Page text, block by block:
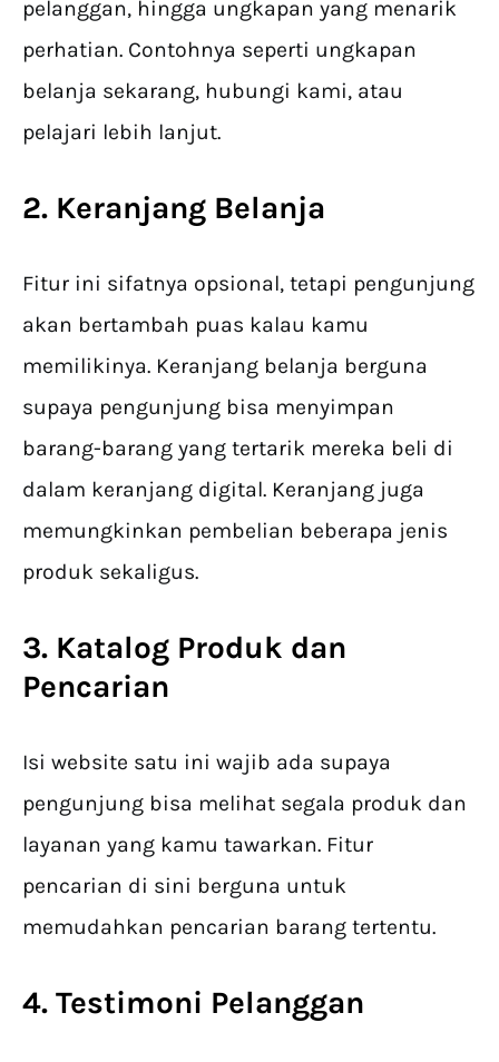
pelanggan, hingga ungkapan yang menarik
perhatian. Contohnya seperti ungkapan
belanja sekarang, hubungi kami, atau
pelajari lebih lanjut.
2. Keranjang Belanja
Fitur ini sifatnya opsional, tetapi pengunjung
akan bertambah puas kalau kamu
memilikinya. Keranjang belanja berguna
supaya pengunjung bisa menyimpan
barang-barang yang tertarik mereka beli di
dalam keranjang digital. Keranjang juga
memungkinkan pembelian beberapa jenis
produk sekaligus.
3. Katalog Produk dan
Pencarian
Isi website satu ini wajib ada supaya
pengunjung bisa melihat segala produk dan
layanan yang kamu tawarkan. Fitur
pencarian di sini berguna untuk
memudahkan pencarian barang tertentu.
4. Testimoni Pelanggan